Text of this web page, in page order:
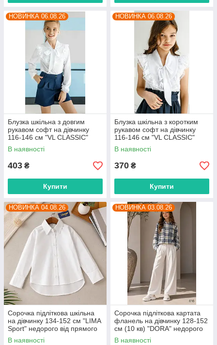
НОВИНКА 06.08.26
Блузка шкільна з довгим
рукавом софт на дівчинку
116-146 см "VL CLASSIC"
недорого від прямого
постачальника
В наявності
403 ₴
Купити
НОВИНКА 06.08.26
Блузка шкільна з коротким
рукавом софт на дівчинку
116-146 см "VL CLASSIC"
недорого від прямого
постачальника
В наявності
370 ₴
Купити
НОВИНКА 04.08.26
Сорочка підліткова шкільна
на дівчинку 134-152 см "LIMA
Sport" недорого від прямого
постачальника
В наявності
НОВИНКА 03.08.26
Сорочка підліткова картата
фланель на дівчинку 128-152
см (10 кв) "DORA" недорого
від прямого постачальника
В наявності